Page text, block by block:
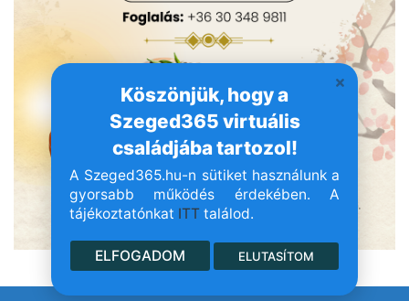
Köszönjük, hogy a
Szeged365 virtuális
családjába tartozol!
A Szeged365.hu-n sütiket használunk a
gyorsabb működés érdekében. A
tájékoztatónkat ITT találod.
ELFOGADOM ELUTASÍTOM